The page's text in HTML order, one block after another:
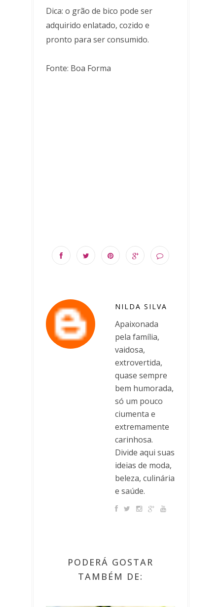
Dica: o grão de bico pode ser
adquirido enlatado, cozido e
pronto para ser consumido.
Fonte: Boa Forma
NILDA SILVA
Apaixonada
pela família,
vaidosa,
extrovertida,
quase sempre
bem humorada,
só um pouco
ciumenta e
extremamente
carinhosa.
Divide aqui suas
ideias de moda,
beleza, culinária
e saúde.
PODERÁ GOSTAR
TAMBÉM DE: